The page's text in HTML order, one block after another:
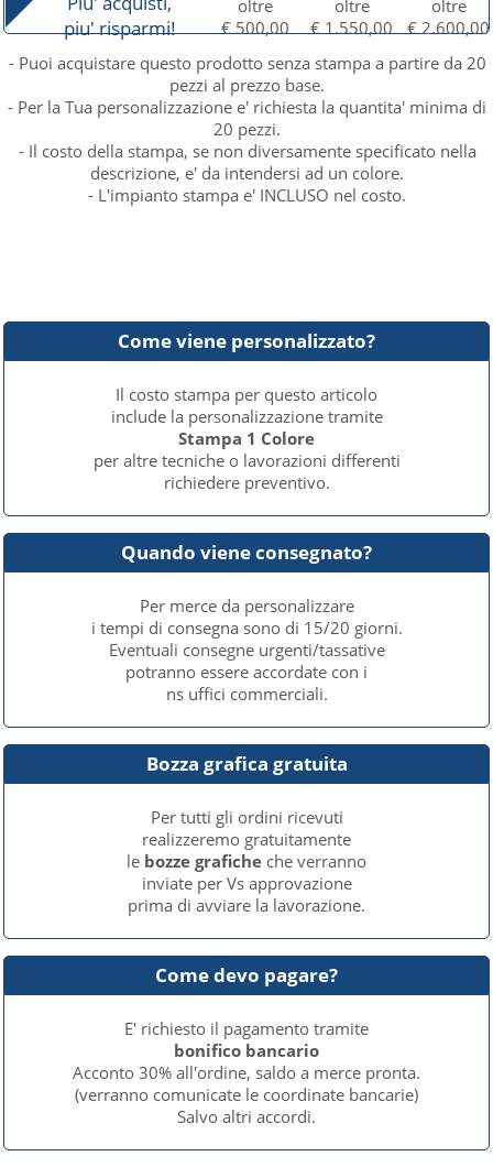
piu' risparmi!
oltre
€ 500,00
oltre
€ 1.550,00
oltre
€ 2.600,00
- Puoi acquistare questo prodotto senza stampa a partire da 20
pezzi al prezzo base.
- Per la Tua personalizzazione e' richiesta la quantita' minima di
20 pezzi.
- Il costo della stampa, se non diversamente specificato nella
descrizione, e' da intendersi ad un colore.
- L'impianto stampa e' INCLUSO nel costo.
Come viene personalizzato?
Il costo stampa per questo articolo
include la personalizzazione tramite
Stampa 1 Colore
per altre tecniche o lavorazioni differenti
richiedere preventivo.
Quando viene consegnato?
Per merce da personalizzare
i tempi di consegna sono di 15/20 giorni.
Eventuali consegne urgenti/tassative
potranno essere accordate con i
ns uffici commerciali.
Bozza grafica gratuita
Per tutti gli ordini ricevuti
realizzeremo gratuitamente
le bozze grafiche che verranno
inviate per Vs approvazione
prima di avviare la lavorazione.
Come devo pagare?
E' richiesto il pagamento tramite
bonifico bancario
Acconto 30% all'ordine, saldo a merce pronta.
(verranno comunicate le coordinate bancarie)
Salvo altri accordi.